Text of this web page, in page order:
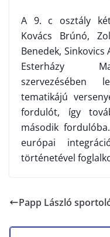
A 9. c osztály
Kovács Brúnó,
Benedek,
Esterházy
szervezésében
tematikájú
fordulót, így
második
európai
történetével
Papp László